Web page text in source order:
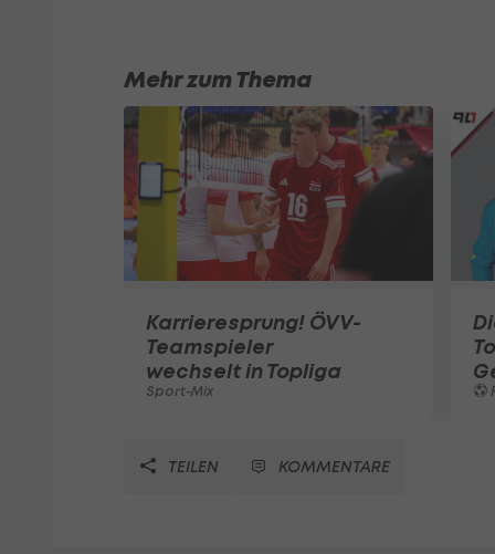
Mehr zum Thema
Karrieresprung! ÖVV-
Teamspieler
wechselt in Topliga
Sport-Mix
TEILEN KOMMENTARE